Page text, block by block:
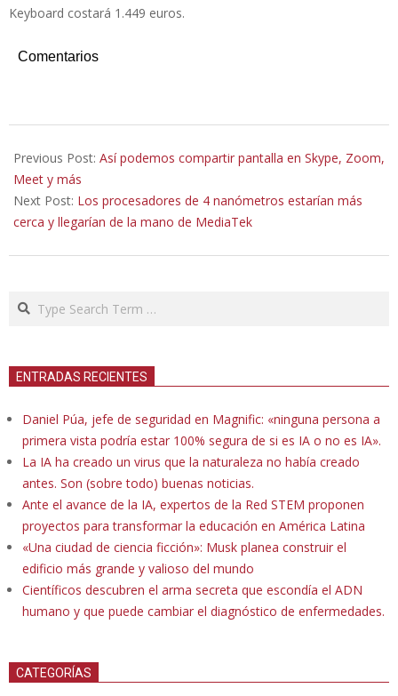
Keyboard costará 1.449 euros.
Comentarios
04-
21
Previous Post: Así podemos compartir pantalla en Skype, Zoom,
Meet y más
Next Post: Los procesadores de 4 nanómetros estarían más
cerca y llegarían de la mano de MediaTek
Search
ENTRADAS RECIENTES
Daniel Púa, jefe de seguridad en Magnific: «ninguna persona a
primera vista podría estar 100% segura de si es IA o no es IA».
La IA ha creado un virus que la naturaleza no había creado
antes. Son (sobre todo) buenas noticias.
Ante el avance de la IA, expertos de la Red STEM proponen
proyectos para transformar la educación en América Latina
«Una ciudad de ciencia ficción»: Musk planea construir el
edificio más grande y valioso del mundo
Científicos descubren el arma secreta que escondía el ADN
humano y que puede cambiar el diagnóstico de enfermedades.
CATEGORÍAS